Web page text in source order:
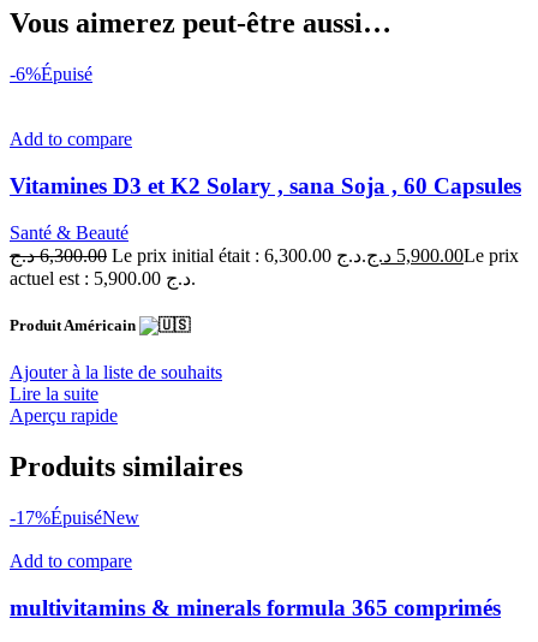
Vous aimerez peut-être aussi…
-6%Épuisé
Add to compare
Vitamines D3 et K2 Solary , sana Soja , 60 Capsules
Santé & Beauté
6,300.00 د.ج Le prix initial était : 6,300.00 د.ج. 5,900.00 د.ج
Le prix
actuel est : 5,900.00 د.ج.
Produit Américain
Ajouter à la liste de souhaits
Lire la suite
Aperçu rapide
Produits similaires
-17%ÉpuiséNew
Add to compare
multivitamins & minerals formula 365 comprimés